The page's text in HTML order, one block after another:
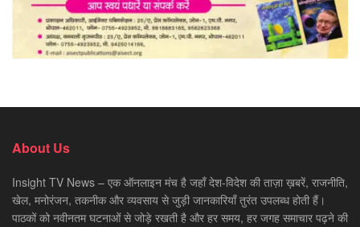
About Us
Insight TV News – एक ऑनलाइन मंच है जहाँ देश-विदेश की ताज़ा ख़बरें, राजनीति,
खेल, मनोरंजन, तकनीक और व्यवसाय से जुड़ी जानकारियाँ तुरंत उपलब्ध होती हैं।
पाठकों को नवीनतम घटनाओं से जोड़े रखती है और हर समय, हर जगह समाचार पढ़ने की